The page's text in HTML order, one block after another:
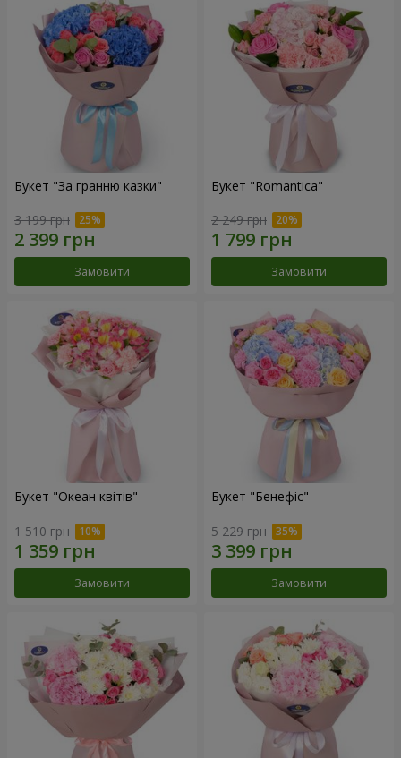
Букет "За гранню казки"
3 199 грн
Замовити
Букет "Romantica"
2 249 грн
Замовити
Букет "Океан квітів"
1 510 грн
Замовити
Букет "Бенефіс"
5 229 грн
Замовити